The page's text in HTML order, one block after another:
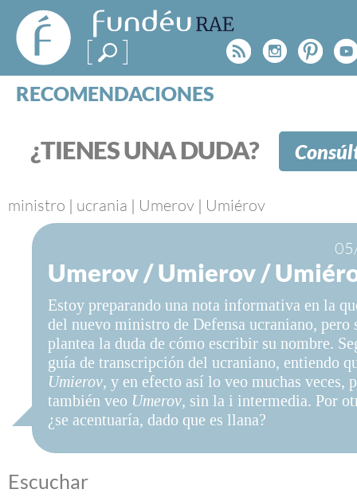
FundéuRAE
- Fundación
del Español
Urgente
Rss
RECOMENDACIONES
CATEGORÍAS
ESPECIALES
BLOG
NOTICIAS
SOBRE LA FUNDÉURAE
FundéuRAE es una fundación patrocinada por la
el buen uso del español en los medios de
Internet.
¿TIENES UNA DUDA?
ministro | ucrania | Umerov | Umiérov
Umerov / Umierov /
Estoy preparando una nota informativa en la
del nuevo ministro de Defensa ucraniano, pero
plantea la duda de cómo escribir su nombre.
guía de transcripción del ucraniano, entiendo
Umierov, y en efecto así lo veo muchas veces,
también veo Umerov, sin la i intermedia. Por
¿se acentuaría, dado que es llana?
Escuchar